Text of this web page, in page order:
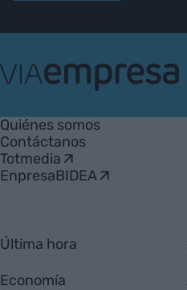
Empresa
Quiénes somos
Contáctanos
Totmedia
EnpresaBIDEA
Última hora
Economía